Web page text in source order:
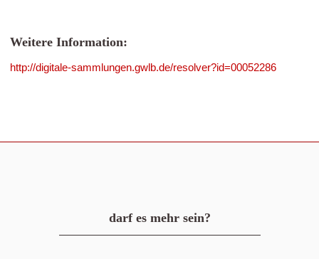
Weitere Information:
http://digitale-sammlungen.gwlb.de/resolver?id=00052286
darf es mehr sein?